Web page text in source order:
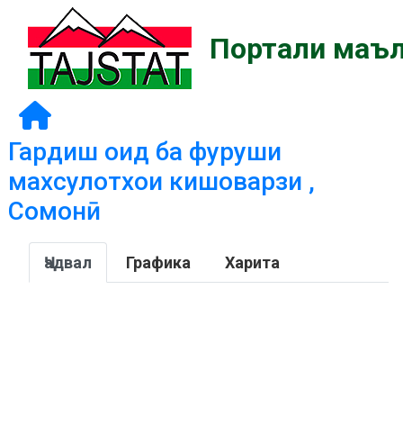
Портали
Гардиш оид ба фуруши
махсулотхои кишоварзи ,
Сомонӣ
Ҷадвал Графика Харита